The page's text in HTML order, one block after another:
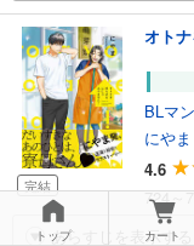
完結
オト
BLマ
にやま
4.6
724～
あらすじを表示する
トップ カート